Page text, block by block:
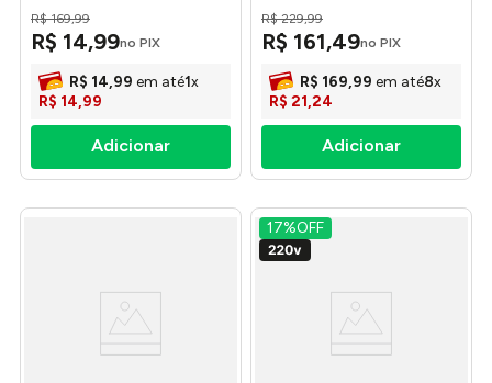
R$ 169,99
R$ 14,99no PIX
R$ 14,99 em até1x
R$ 14,99
Decker
R$ 229,99
R$ 161,49no PIX
R$ 169,99 em até8x
R$ 21,24
17%OFF